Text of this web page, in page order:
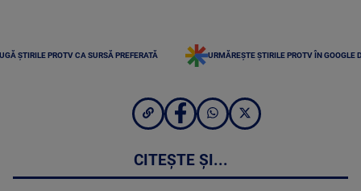
ȘTIRILE PROTV CA SURSĂ PREFERATĂ URMĂREȘTE ȘTIRILE PROTV ÎN GOOGLE
CITEȘTE ȘI...